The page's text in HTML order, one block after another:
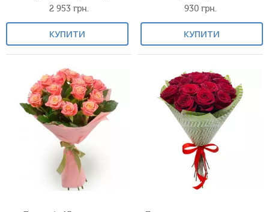
2 953 грн.
КУПИТИ
930 грн.
КУПИТИ